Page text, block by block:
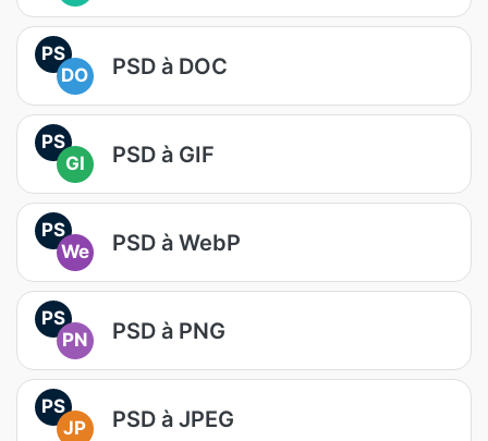
PS
DO
PSD à DOC
PS
GI
PSD à GIF
PS
We
PSD à WebP
PS
PN
PSD à PNG
PS
JP
PSD à JPEG